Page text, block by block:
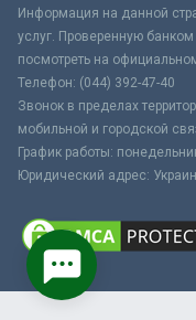
Информация на данной
услуг. Проверенную
посмотреть на
Телефон: (044) 392-47-40
Звонок в пределах
мобильной и городской
График работы:
Юридический адрес: